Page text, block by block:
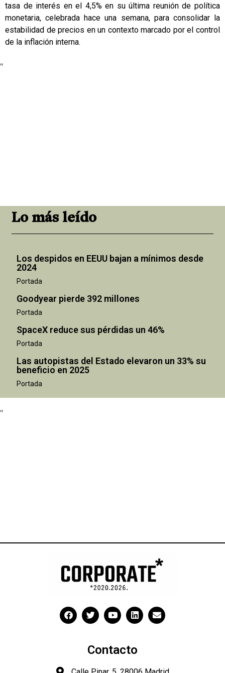
tasa de interés en el 4,5% en su última reunión de política
monetaria, celebrada hace una semana, para consolidar la
estabilidad de precios en un contexto marcado por el control
de la inflación interna.
"
Lo más leído
Los despidos en EEUU bajan a mínimos desde
2024
Portada
Goodyear pierde 392 millones
Portada
SpaceX reduce sus pérdidas un 46%
Portada
Las autopistas del Estado elevaron un 33% su
beneficio en 2025
Portada
"
Contacto